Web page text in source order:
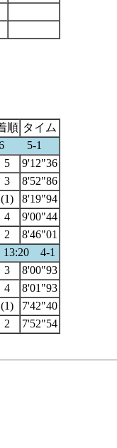
順 タイム
5-1
5
9'12"36
3
8'52"86
(1)
8'19"94
4
9'00"44
2
8'46"01
4-1
3
8'00"93
4
8'01"93
(1)
7'42"40
2 7'52"54